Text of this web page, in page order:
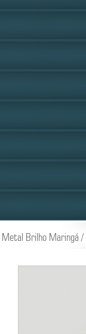
Metal Brilho Maringá /